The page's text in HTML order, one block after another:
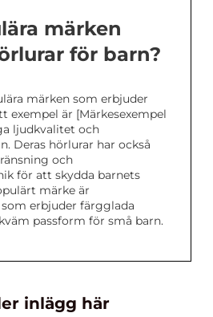
märken
för barn?
märken som erbjuder
exempel är [Märkesexempel
ljudkvalitet och
Deras hörlurar har också
och
för att skydda barnets
märke är
som erbjuder färgglada
passform för små barn.
inlägg här